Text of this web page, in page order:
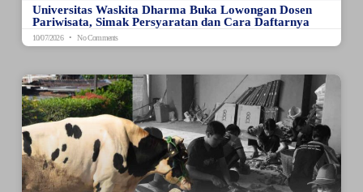
Universitas Waskita Dharma Buka Lowongan Dosen
Pariwisata, Simak Persyaratan dan Cara Daftarnya
10/07/2026 No Comments